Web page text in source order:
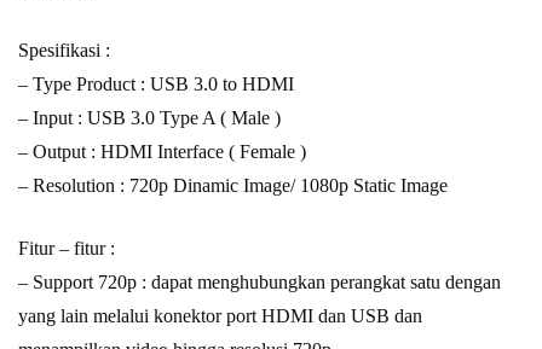
Spesifikasi :
– Type Product : USB 3.0 to HDMI
– Input : USB 3.0 Type A ( Male )
– Output : HDMI Interface ( Female )
– Resolution : 720p Dinamic Image/ 1080p Static Image
Fitur – fitur :
– Support 720p : dapat menghubungkan perangkat satu dengan
yang lain melalui konektor port HDMI dan USB dan